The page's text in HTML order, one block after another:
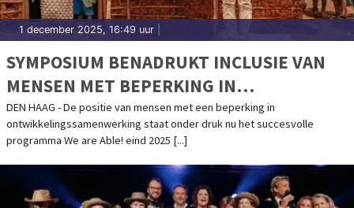
1 december 2025, 16:49 uur
SYMPOSIUM BENADRUKT INCLUSIE VAN
MENSEN MET BEPERKING IN
ONTWIKKELINGSBELEID
DEN HAAG - De positie van mensen met een beperking in
ontwikkelingssamenwerking staat onder druk nu het succesvolle
programma We are Able! eind 2025 [...]